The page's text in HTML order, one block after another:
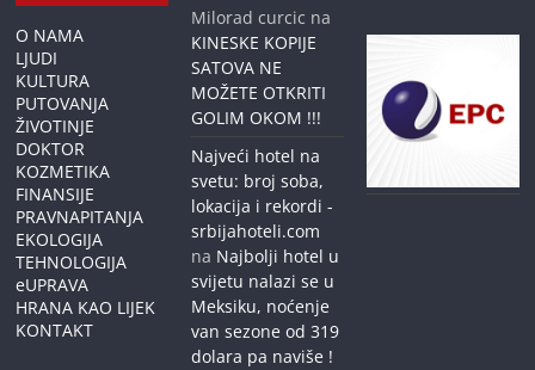
O NAMA
LJUDI
KULTURA
PUTOVANJA
ŽIVOTINJE
DOKTOR
KOZMETIKA
FINANSIJE
PRAVNAPITANJA
EKOLOGIJA
TEHNOLOGIJA
eUPRAVA
HRANA KAO LIJEK
KONTAKT
Milorad curcic na
KINESKE KOPIJE
SATOVA NE
MOŽETE OTKRITI
GOLIM OKOM !!!
Najveći hotel na
svetu: broj soba,
lokacija i rekordi -
srbijahoteli.com
na Najbolji hotel u
svijetu nalazi se u
Meksiku, noćenje
van sezone od 319
dolara pa naviše !